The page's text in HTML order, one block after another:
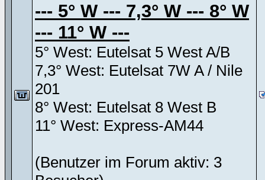
--- 5° W --- 7,3° W --- 8° W
--- 11° W ---
5° West: Eutelsat 5 West A/B
7,3° West: Eutelsat 7W A / Nile
201
8° West: Eutelsat 8 West B
11° West: Express-AM44
(Benutzer im Forum aktiv: 3